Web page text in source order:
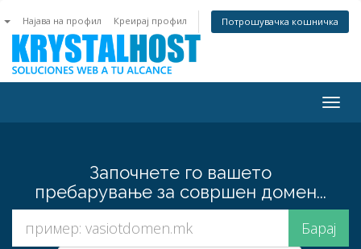
Најава на профил Креирај профил Потрошувачка кошничка
Започнете го вашето
пребарување за совршен домен...